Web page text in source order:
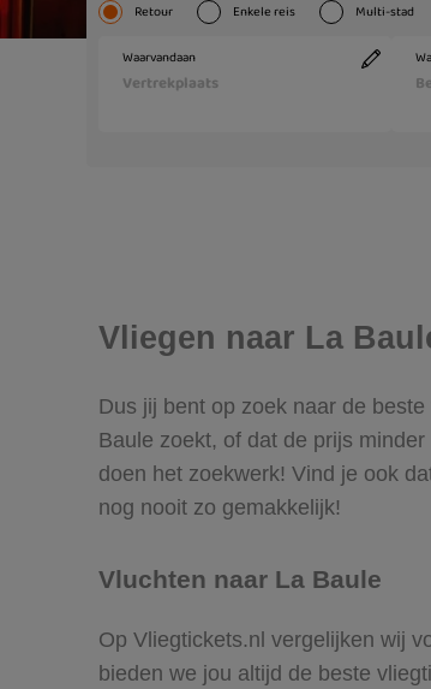
Vliegen naar La
Dus jij bent op zoek naar de
Baule zoekt, of dat de prijs
doen het zoekwerk! Vind je ook
nog nooit zo gemakkelijk!
Vluchten naar La Baule
Op Vliegtickets.nl vergelijken wij
bieden we jou altijd de beste